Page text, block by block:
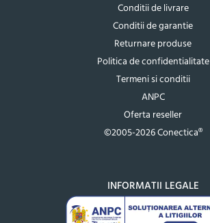
Conditii de livrare
Conditii de garantie
Returnare produse
Politica de confidentialitate
Termeni si conditii
ANPC
Oferta reseller
©2005-2026 Conectica®
INFORMATII LEGALE